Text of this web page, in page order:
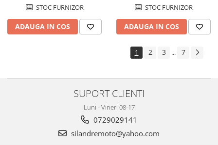
STOC FURNIZOR
ADAUGA IN COS
STOC FURNIZOR
ADAUGA IN COS
1 2 3 ... 7
SUPORT CLIENTI
Luni - Vineri 08-17
0729029141
silandremoto@yahoo.com